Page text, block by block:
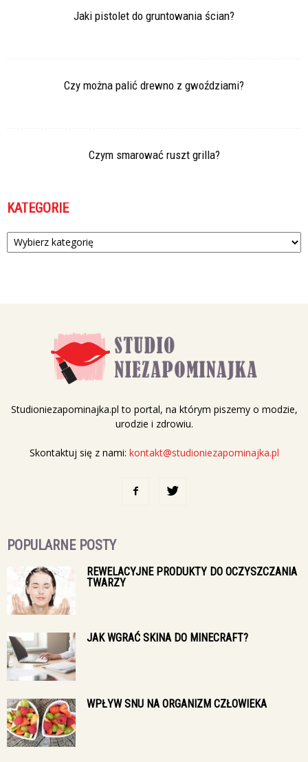
Jaki pistolet do gruntowania ścian?
Czy można palić drewno z gwoździami?
Czym smarować ruszt grilla?
KATEGORIE
Kategorie
Studioniezapominajka.pl to portal, na którym piszemy o modzie,
urodzie i zdrowiu.
Skontaktuj się z nami: kontakt@studioniezapominajka.pl
POPULARNE POSTY
REWELACYJNE PRODUKTY DO OCZYSZCZANIA
TWARZY
JAK WGRAĆ SKINA DO MINECRAFT?
WPŁYW SNU NA ORGANIZM CZŁOWIEKA